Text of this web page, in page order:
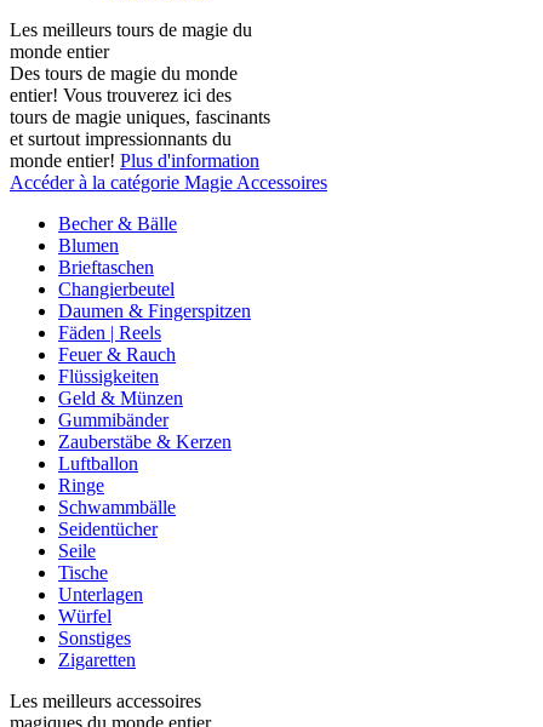
Les meilleurs tours de magie du
monde entier
Des tours de magie du monde
entier! Vous trouverez ici des
tours de magie uniques, fascinants
et surtout impressionnants du
monde entier! Plus d'information
Accéder à la catégorie Magie Accessoires
Becher & Bälle
Blumen
Brieftaschen
Changierbeutel
Daumen & Fingerspitzen
Fäden | Reels
Feuer & Rauch
Flüssigkeiten
Geld & Münzen
Gummibänder
Zauberstäbe & Kerzen
Luftballon
Ringe
Schwammbälle
Seidentücher
Seile
Tische
Unterlagen
Würfel
Sonstiges
Zigaretten
Les meilleurs accessoires
magiques du monde entier